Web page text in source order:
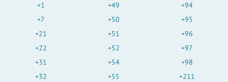
+1
+7
+21
+22
+31
+32
+49
+50
+51
+52
+54
+55
+94
+95
+96
+97
+98
+211